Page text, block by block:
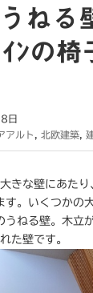
ねる
ﾝの
日
アルト 北欧建築
きな壁にあた
す。いくつかの
うねる壁。木立
た壁です。